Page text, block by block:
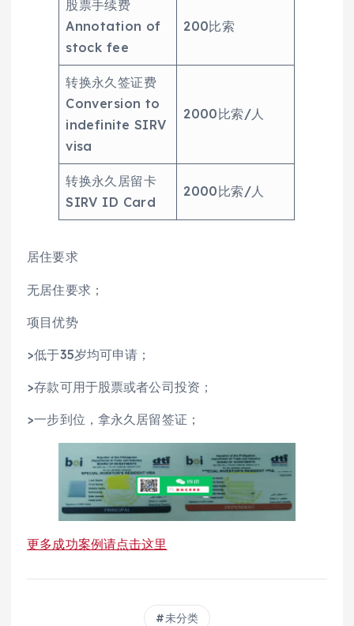
股票手续费
Annotation of
stock fee
200比索
转换永久签证费
Conversion to
indefinite SIRV
visa
2000比索/人
转换永久居留卡
SIRV ID Card
2000比索/人
居住要求
无居住要求；
项目优势
>低于35岁均可申请；
>存款可用于股票或者公司投资；
>一步到位，拿永久居留签证；
更多成功案例请点击这里
未分类